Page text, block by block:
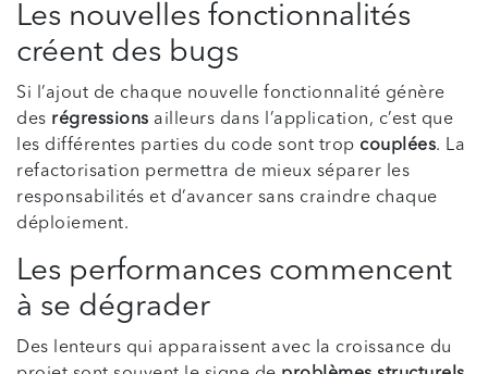
Les nouvelles fonctionnalités
créent des bugs
Si l’ajout de chaque nouvelle fonctionnalité génère
des régressions ailleurs dans l’application, c’est que
les différentes parties du code sont trop couplées. La
refactorisation permettra de mieux séparer les
responsabilités et d’avancer sans craindre chaque
déploiement.
Les performances commencent
à se dégrader
Des lenteurs qui apparaissent avec la croissance du